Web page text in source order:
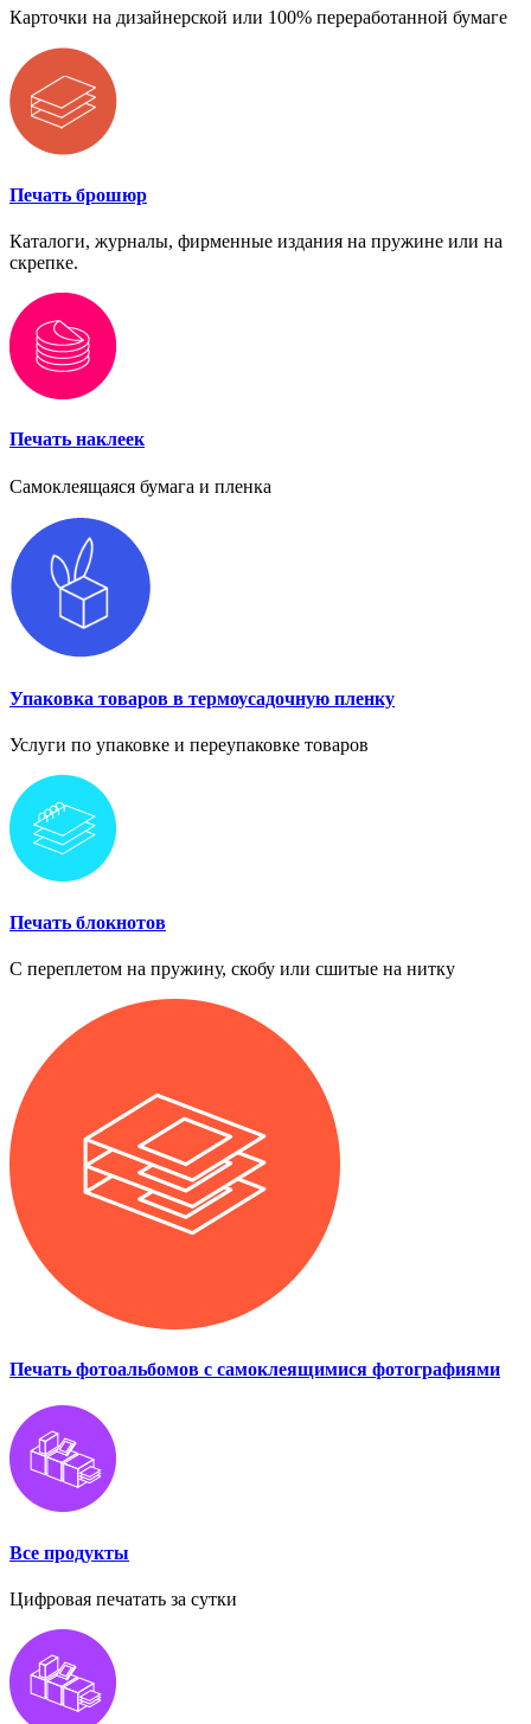
Карточки на дизайнерской или 100% переработанной бумаге
Печать брошюр
Каталоги, журналы, фирменные издания на пружине или на
скрепке.
Печать наклеек
Самоклеящаяся бумага и пленка
Упаковка товаров в термоусадочную пленку
Услуги по упаковке и переупаковке товаров
Печать блокнотов
С переплетом на пружину, скобу или сшитые на нитку
Печать фотоальбомов с самоклеящимися фотографиями
Все продукты
Цифровая печатать за сутки